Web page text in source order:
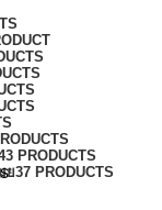
PRODUCTS
ย37 PRODUCTS